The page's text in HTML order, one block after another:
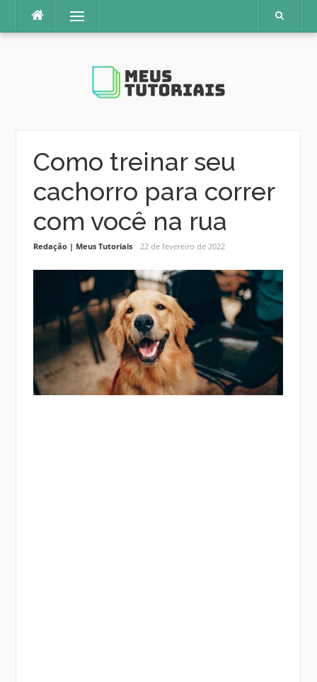
o
Menu
Como treinar seu
cachorro para correr
com você na rua
Redação | Meus Tutoriais 22 de fevereiro de 2022